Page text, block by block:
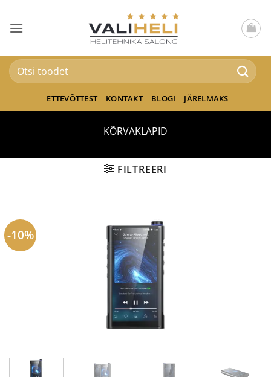
content
Otsi:
ETTEVÕTTEST KONTAKT BLOGI JÄRELMAKS
KÕRVAKLAPID
FILTREERI
-10%